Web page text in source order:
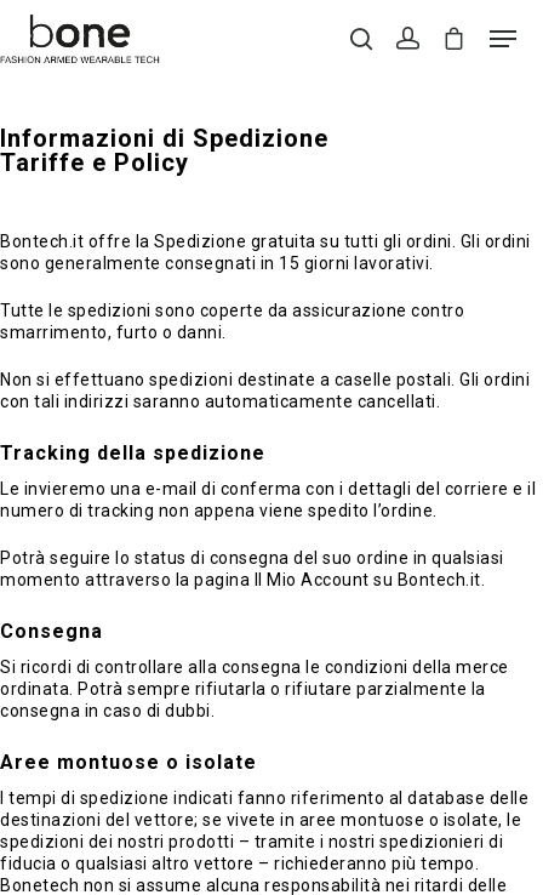
Hit enter to search or ESC to close
Informazioni di Spedizione
Tariffe e Policy
Bontech.it offre la Spedizione gratuita su tutti gli ordini. Gli ordini
sono generalmente consegnati in 15 giorni lavorativi.
Tutte le spedizioni sono coperte da assicurazione contro
smarrimento, furto o danni.
Non si effettuano spedizioni destinate a caselle postali. Gli ordini
con tali indirizzi saranno automaticamente cancellati.
Tracking della spedizione
Le invieremo una e-mail di conferma con i dettagli del corriere e il
numero di tracking non appena viene spedito l’ordine.
Potrà seguire lo status di consegna del suo ordine in qualsiasi
momento attraverso la pagina Il Mio Account su Bontech.it.
Consegna
Si ricordi di controllare alla consegna le condizioni della merce
ordinata. Potrà sempre rifiutarla o rifiutare parzialmente la
consegna in caso di dubbi.
Aree montuose o isolate
I tempi di spedizione indicati fanno riferimento al database delle
destinazioni del vettore; se vivete in aree montuose o isolate, le
spedizioni dei nostri prodotti – tramite i nostri spedizionieri di
fiducia o qualsiasi altro vettore – richiederanno più tempo.
Bonetech non si assume alcuna responsabilità nei ritardi delle